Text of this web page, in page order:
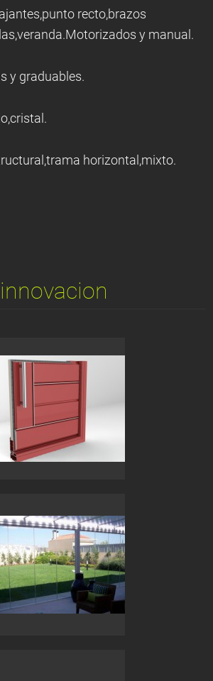
recto,brazos
y manual.
y graduables.
horizontal,mixto.
innovacion